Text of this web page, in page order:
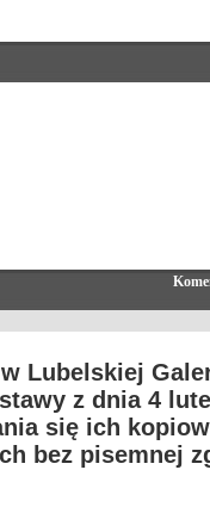
Lubelskiej
z dnia 4
się ich
bez pisemnej